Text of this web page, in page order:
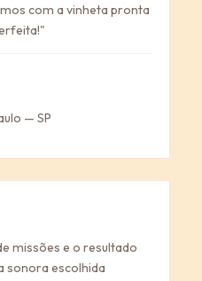
com a vinheta pronta
— SP
missões e o resultado
sonora escolhida